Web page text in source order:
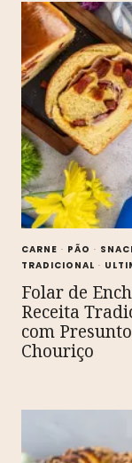
CARNE · PÃO ·
TRADICIONAL ·
Folar de
Receita
com
Chouriço